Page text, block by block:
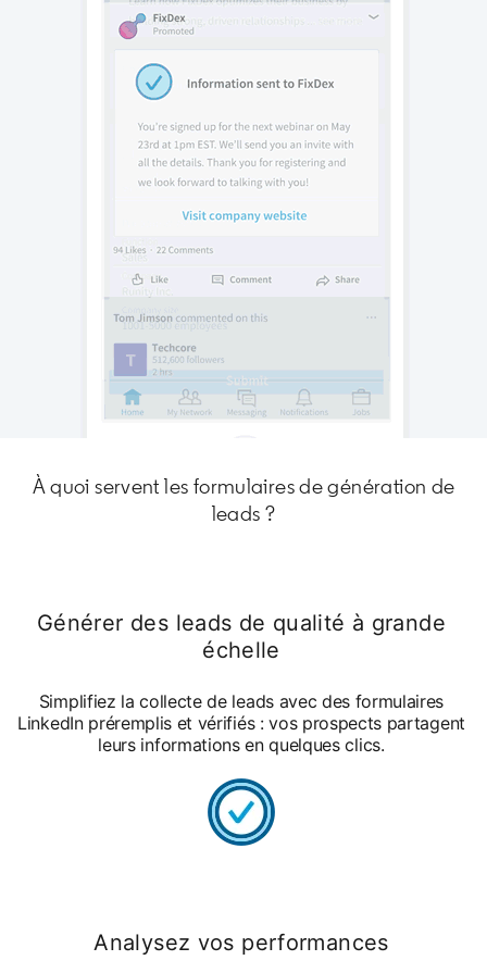
À quoi servent les formulaires de génération de
leads ?
Générer des leads de qualité à grande
échelle
Simplifiez la collecte de leads avec des formulaires
LinkedIn préremplis et vérifiés : vos prospects partagent
leurs informations en quelques clics.
Analysez vos performances